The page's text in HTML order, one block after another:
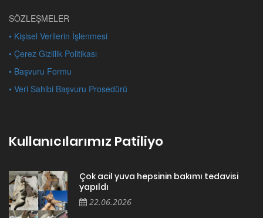
SÖZLEŞMELER
• Kişisel Verilerin İşlenmesi
• Çerez Gizlilik Politikası
• Başvuru Formu
• Veri Sahibi Başvuru Prosedürü
Kullanıcılarımız Patiliyo
Çok acil yuva hepsinin bakımı tedavisi
yapıldı
22.06.2026